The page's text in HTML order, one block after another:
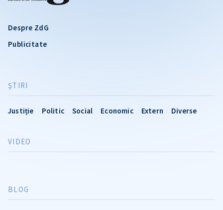
Despre ZdG
Publicitate
ŞTIRI
Justiție Politic Social Economic Extern Diverse
VIDEO
BLOG